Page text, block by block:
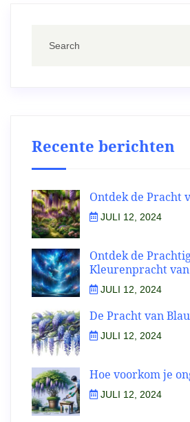
Recente berichten
Ontdek de Pracht
JULI 12, 2024
Ontdek de
Kleurenpracht van
JULI 12, 2024
De Pracht van
JULI 12, 2024
Hoe voorkom je
JULI 12, 2024